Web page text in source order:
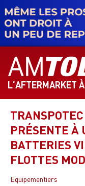
contenu
principal
L‘AFTERMARKET
PRÉSENTE À
BATTERIES
FLOTTES
Equipementiers